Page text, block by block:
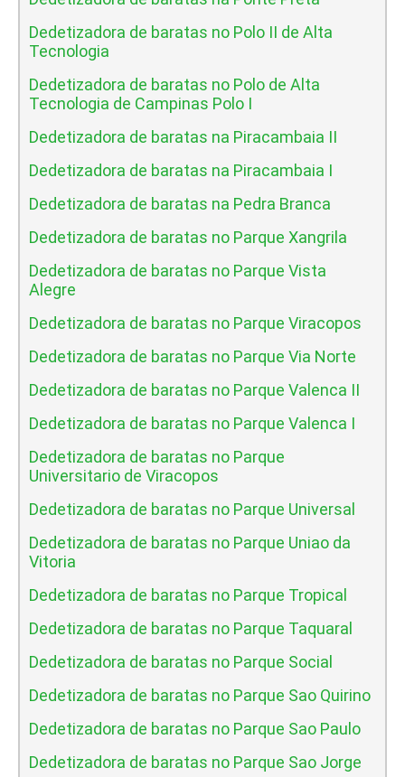
Dedetizadora de baratas no Polo II de Alta
Tecnologia
Dedetizadora de baratas no Polo de Alta
Tecnologia de Campinas Polo I
Dedetizadora de baratas na Piracambaia II
Dedetizadora de baratas na Piracambaia I
Dedetizadora de baratas na Pedra Branca
Dedetizadora de baratas no Parque Xangrila
Dedetizadora de baratas no Parque Vista
Alegre
Dedetizadora de baratas no Parque Viracopos
Dedetizadora de baratas no Parque Via Norte
Dedetizadora de baratas no Parque Valenca II
Dedetizadora de baratas no Parque Valenca I
Dedetizadora de baratas no Parque
Universitario de Viracopos
Dedetizadora de baratas no Parque Universal
Dedetizadora de baratas no Parque Uniao da
Vitoria
Dedetizadora de baratas no Parque Tropical
Dedetizadora de baratas no Parque Taquaral
Dedetizadora de baratas no Parque Social
Dedetizadora de baratas no Parque Sao Quirino
Dedetizadora de baratas no Parque Sao Paulo
Dedetizadora de baratas no Parque Sao Jorge